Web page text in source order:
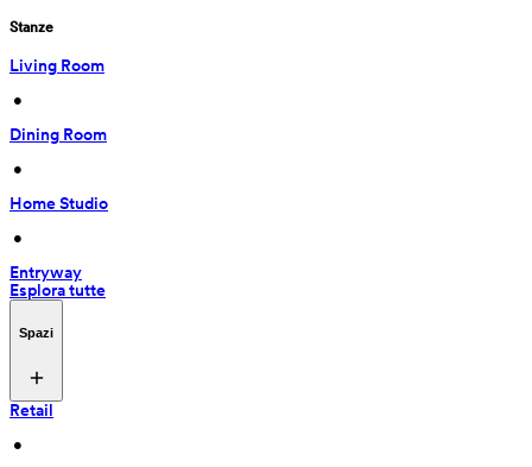
Stanze
Living Room
•
Dining Room
•
Home Studio
•
Entryway
Esplora tutte
Spazi
Retail
•